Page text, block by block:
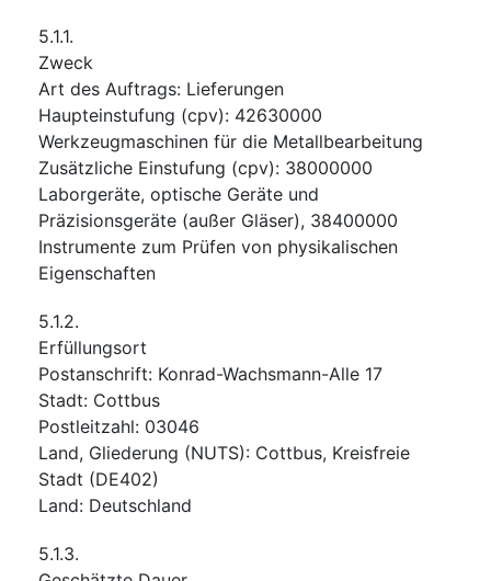
5.1.1.
Zweck
Art des Auftrags: Lieferungen
Haupteinstufung (cpv): 42630000
Werkzeugmaschinen für die Metallbearbeitung
Zusätzliche Einstufung (cpv): 38000000
Laborgeräte, optische Geräte und
Präzisionsgeräte (außer Gläser), 38400000
Instrumente zum Prüfen von physikalischen
Eigenschaften
5.1.2.
Erfüllungsort
Postanschrift: Konrad-Wachsmann-Alle 17
Stadt: Cottbus
Postleitzahl: 03046
Land, Gliederung (NUTS): Cottbus, Kreisfreie
Stadt (DE402)
Land: Deutschland
5.1.3.